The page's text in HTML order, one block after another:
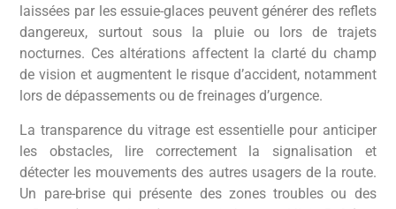
laissées par les essuie-glaces peuvent générer des reflets
dangereux, surtout sous la pluie ou lors de trajets
nocturnes. Ces altérations affectent la clarté du champ
de vision et augmentent le risque d’accident, notamment
lors de dépassements ou de freinages d’urgence.
La transparence du vitrage est essentielle pour anticiper
les obstacles, lire correctement la signalisation et
détecter les mouvements des autres usagers de la route.
Un pare-brise qui présente des zones troubles ou des